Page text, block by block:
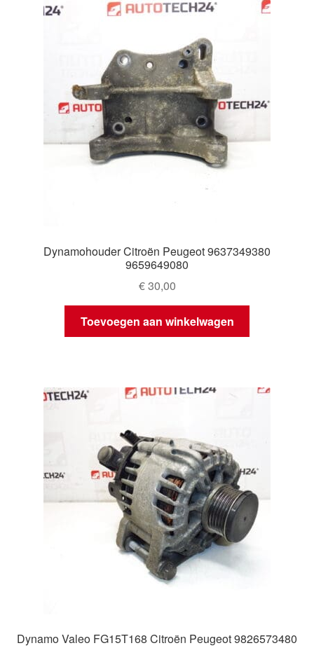
Dynamohouder Citroën Peugeot 9637349380
9659649080
€30,00
Toevoegen aan winkelwagen
Dynamo Valeo FG15T168 Citroën Peugeot 9826573480